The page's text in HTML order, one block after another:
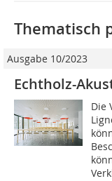
Thematisch
Ausgabe 10/2023
Echtholz-
Die